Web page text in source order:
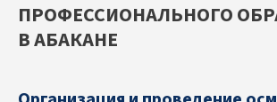
ПРОФЕССИОНАЛЬНОГО
В АБАКАНЕ